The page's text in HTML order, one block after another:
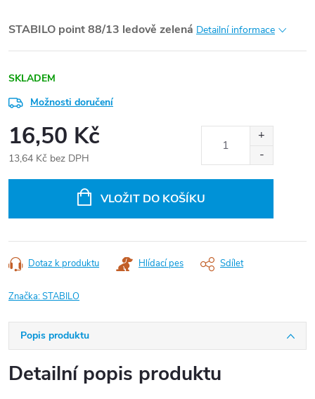
STABILO point 88/13 ledově zelená Detailní informace
SKLADEM
Možnosti doručení
16,50 Kč
13,64 Kč bez DPH
VLOŽIT DO KOŠÍKU
Dotaz k produktu Hlídací pes Sdílet
Značka:STABILO
Popis produktu
Detailní popis produktu